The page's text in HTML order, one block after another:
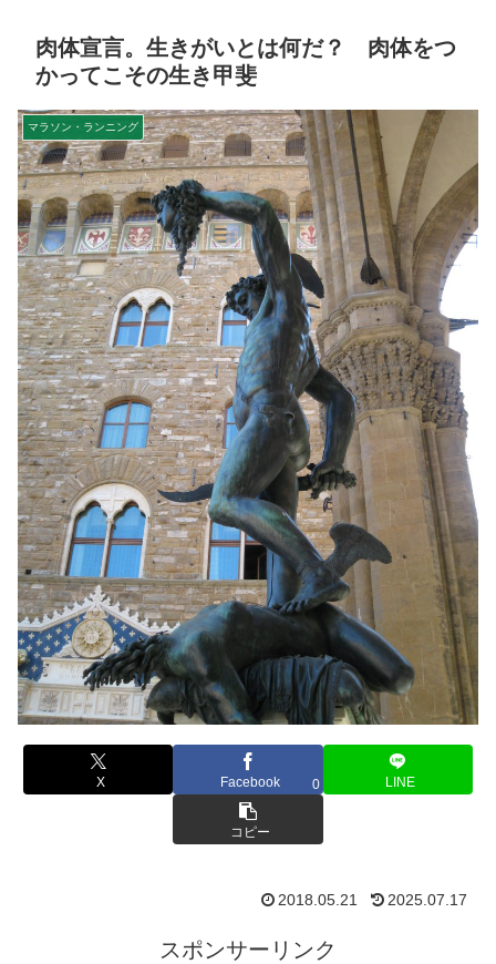
肉体宣言。生きがいとは何だ？ 肉体をつ
かってこその生き甲斐
マラソン・ランニング
X Facebook 0 LINE
コピー
2018.05.21 2025.07.17
スポンサーリンク